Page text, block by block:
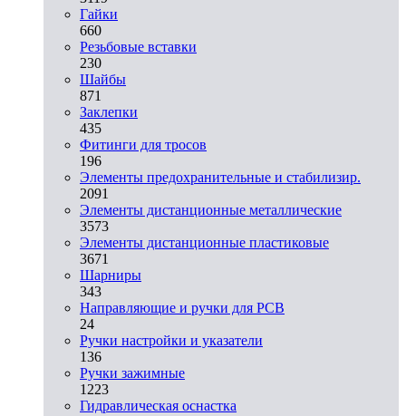
Гайки
660
Резьбовые вставки
230
Шайбы
871
Заклепки
435
Фитинги для тросов
196
Элементы предохранительные и стабилизир.
2091
Элементы дистанционные металлические
3573
Элементы дистанционные пластиковые
3671
Шарниры
343
Направляющие и ручки для PCB
24
Ручки настройки и указатели
136
Ручки зажимные
1223
Гидравлическая оснастка